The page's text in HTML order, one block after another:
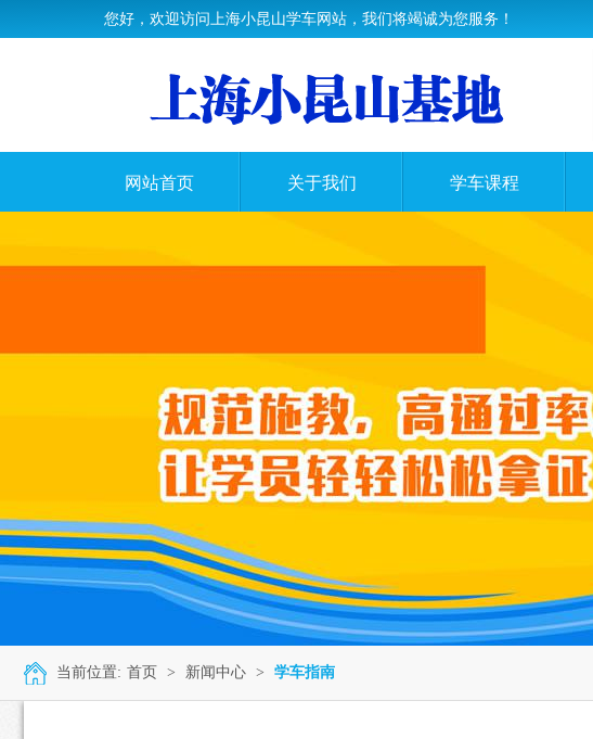
您好，欢迎访问上海小昆山学车网站，我们将竭诚为您服务！
网站首页 关于我们 学车课程
当前位置: 首页 > 新闻中心 > 学车指南